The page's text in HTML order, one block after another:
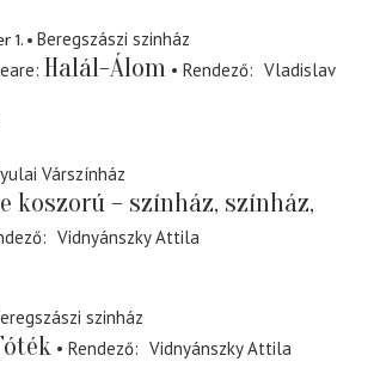
1.
Beregszászi szinház
Halál-Álom Rendező
Vladislav
Várszínház
koszorú – színház, színház,
Vidnyánszky Attila
szinház
Rendező
Vidnyánszky Attila